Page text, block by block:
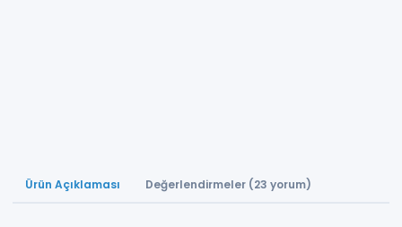
Ürün Açıklaması Değerlendirmeler (23 yorum)